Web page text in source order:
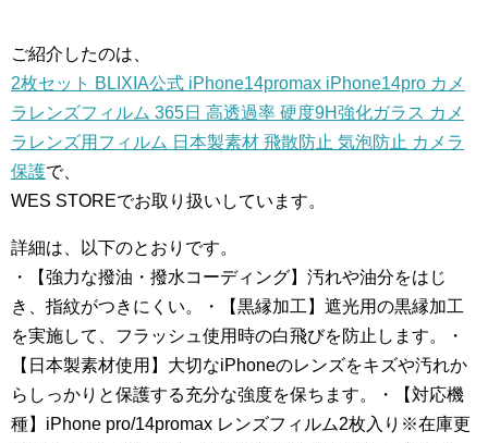
ご紹介したのは、
2枚セット BLIXIA公式 iPhone14promax iPhone14pro カメ
ラレンズフィルム 365日 高透過率 硬度9H強化ガラス カメ
ラレンズ用フィルム 日本製素材 飛散防止 気泡防止 カメラ
保護で、
WES STOREでお取り扱いしています。
詳細は、以下のとおりです。
・【強力な撥油・撥水コーディング】汚れや油分をはじ
き、指紋がつきにくい。・【黒縁加工】遮光用の黒縁加工
を実施して、フラッシュ使用時の白飛びを防止します。・
【日本製素材使用】大切なiPhoneのレンズをキズや汚れか
らしっかりと保護する充分な強度を保ちます。・【対応機
種】iPhone pro/14promax レンズフィルム2枚入り※在庫更